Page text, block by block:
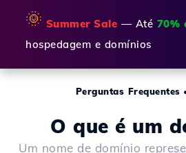
🌞 Summer Sale — Até 70%
hospedagem e domínios
Perguntas Frequentes
O que é um
Um nome de domínio